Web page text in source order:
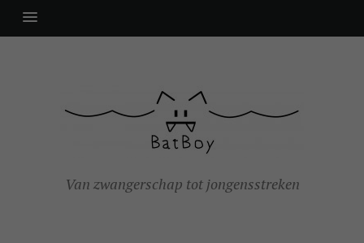
Van zwangerschap tot jongensstreken